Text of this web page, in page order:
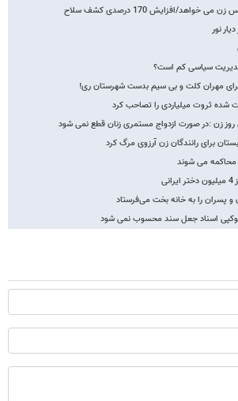
افزایش 170 درصدی کشف سلاح
نور
سیاسی کم است؟
مهران کلت و بی سیم بدست شهرستان ری!
شده ثروت میلیاردی را تصاحب کرد
زن :در صورت ازدواج مستمری زنان قطع نمی شود
برای رانندگان زن آرزوی مرگ کرد
محاکمه می شوند
و پسران را به خانه بخت می‌فرستاد
اسناد جعل سند محسوب نمی شود